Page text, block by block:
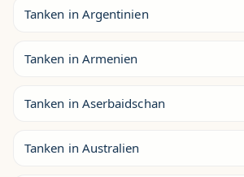
Tanken in Argentinien
Tanken in Armenien
Tanken in Aserbaidschan
Tanken in Australien